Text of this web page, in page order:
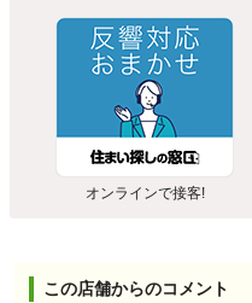
オンラインで接客!
この店舗からのコメント